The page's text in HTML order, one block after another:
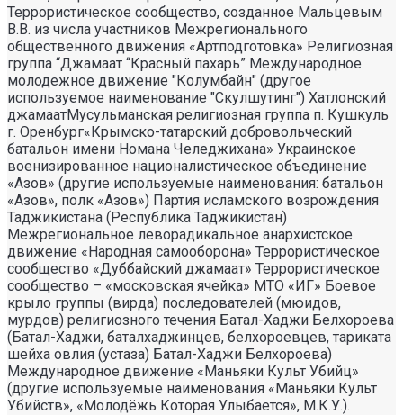
Террористическое сообщество, созданное Мальцевым
В.В. из числа участников Межрегионального
общественного движения «Артподготовка» Религиозная
группа “Джамаат “Красный пахарь” Международное
молодежное движение "Колумбайн" (другое
используемое наименование "Скулшутинг") Хатлонский
джамаатМусульманская религиозная группа п. Кушкуль
г. Оренбург«Крымско-татарский добровольческий
батальон имени Номана Челеджихана» Украинское
военизированное националистическое объединение
«Азов» (другие используемые наименования: батальон
«Азов», полк «Азов») Партия исламского возрождения
Таджикистана (Республика Таджикистан)
Межрегиональное леворадикальное анархистское
движение «Народная самооборона» Террористическое
сообщество «Дуббайский джамаат» Террористическое
сообщество – «московская ячейка» МТО «ИГ» Боевое
крыло группы (вирда) последователей (мюидов,
мурдов) религиозного течения Батал-Хаджи Белхороева
(Батал-Хаджи, баталхаджинцев, белхороевцев, тариката
шейха овлия (устаза) Батал-Хаджи Белхороева)
Международное движение «Маньяки Культ Убийц»
(другие используемые наименования «Маньяки Культ
Убийств», «Молодёжь Которая Улыбается», М.К.У.).